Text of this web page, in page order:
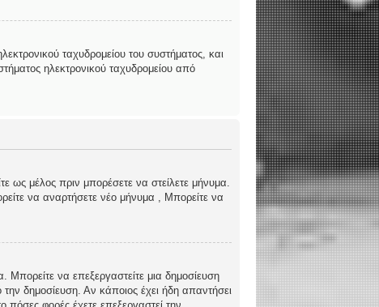
ταχυδρομείου του συστήματος, και
ηλεκτρονικού ταχυδρομείου από
ως μέλος πριν μπορέσετε να στείλετε μήνυμα.
να αναρτήσετε νέο μήνυμα , Μπορείτε να
Μπορείτε να επεξεργαστείτε μια δημοσίευση
δημοσίευση. Αν κάποιος έχει ήδη απαντήσει